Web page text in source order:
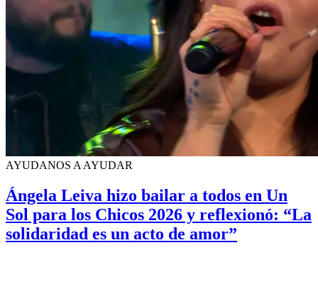
AYUDANOS A AYUDAR
Ángela Leiva hizo bailar a todos en Un
Sol para los Chicos 2026 y reflexionó: “La
solidaridad es un acto de amor”